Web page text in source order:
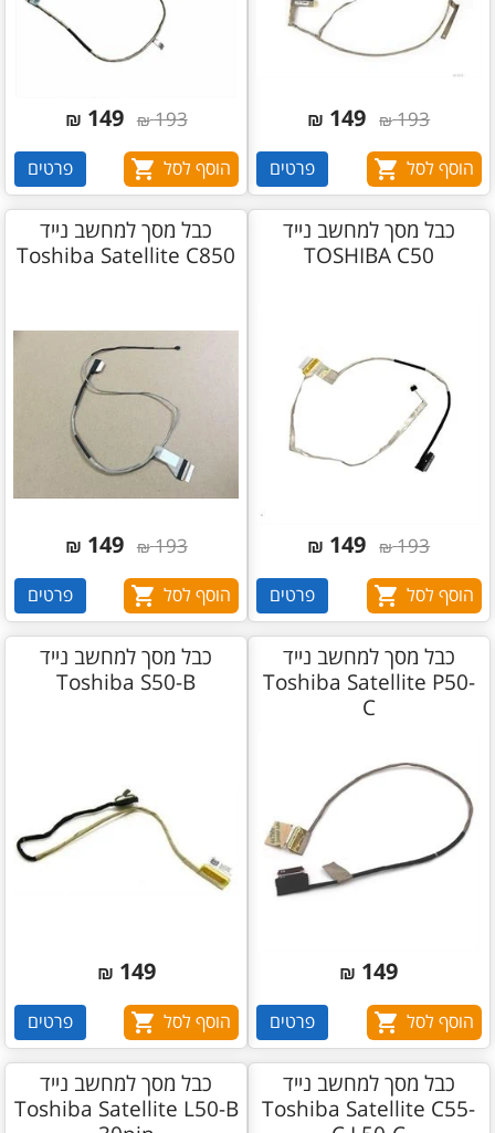
193
₪
149
₪
הוסף לסל פרטים
193
₪
149
₪
הוסף לסל פרטים
כבל מסך למחשב נייד
TOSHIBA C50
193
₪
149
₪
הוסף לסל פרטים
כבל מסך למחשב נייד
Toshiba Satellite C850
193
₪
149
₪
הוסף לסל פרטים
כבל מסך למחשב נייד
Toshiba Satellite P50-
C
149
₪
הוסף לסל פרטים
כבל מסך למחשב נייד
Toshiba S50-B
149
₪
הוסף לסל פרטים
כבל מסך למחשב נייד
Toshiba Satellite C55-
כבל מסך למחשב נייד
Toshiba Satellite L50-B